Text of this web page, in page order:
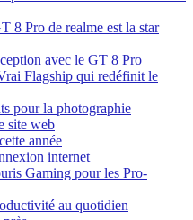
8 Pro de realme est la star
avec le GT 8 Pro
Flagship qui redéfinit le
pour la photographie
site web
année
internet
Gaming pour les Pro-
au quotidien